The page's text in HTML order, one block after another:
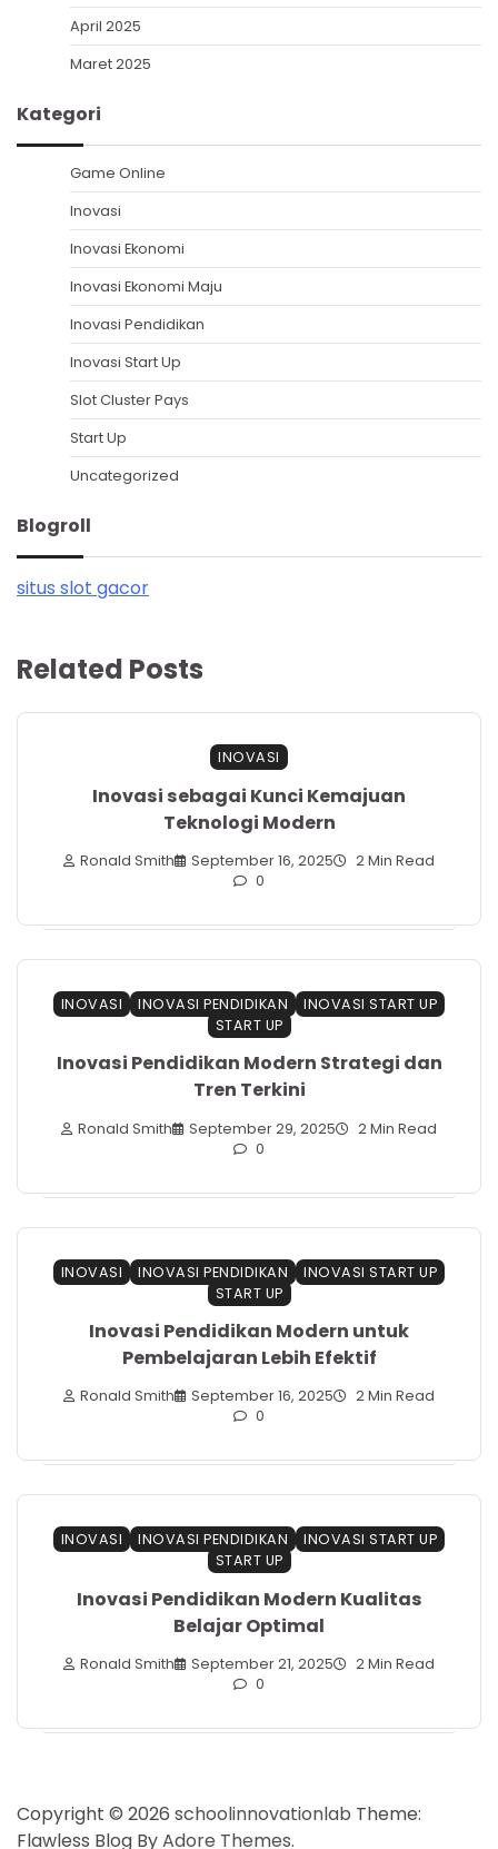
April 2025
Maret 2025
Kategori
Game Online
Inovasi
Inovasi Ekonomi
Inovasi Ekonomi Maju
Inovasi Pendidikan
Inovasi Start Up
Slot Cluster Pays
Start Up
Uncategorized
Blogroll
situs slot gacor
Related Posts
INOVASI
Inovasi sebagai Kunci Kemajuan
Teknologi Modern
Ronald Smith September 16, 2025
2 Min Read
0
INOVASI INOVASI PENDIDIKAN
INOVASI START UP
START UP
Inovasi Pendidikan Modern Strategi dan
Tren Terkini
Ronald Smith September 29, 2025
2 Min Read
0
INOVASI INOVASI PENDIDIKAN
INOVASI START UP
START UP
Inovasi Pendidikan Modern untuk
Pembelajaran Lebih Efektif
Ronald Smith September 16, 2025
2 Min Read
0
INOVASI INOVASI PENDIDIKAN
INOVASI START UP
START UP
Inovasi Pendidikan Modern Kualitas
Belajar Optimal
Ronald Smith September 21, 2025
2 Min Read
0
Copyright © 2026 schoolinnovationlab Theme:
Flawless Blog ByAdore Themes.